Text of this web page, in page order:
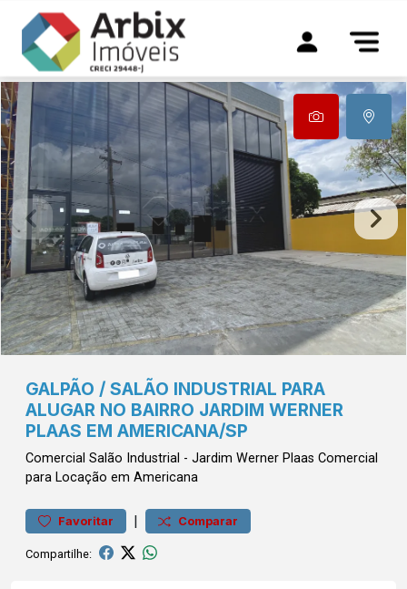
GALPÃO / SALÃO INDUSTRIAL PARA
ALUGAR NO BAIRRO JARDIM WERNER
PLAAS EM AMERICANA/SP
Comercial Salão Industrial - Jardim Werner Plaas Comercial
para Locação em Americana
Favoritar | Comparar
Compartilhe: